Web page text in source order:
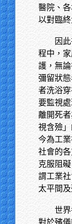
醫院、
以對臨
因
程中，
護，無
彌留狀
者洗浴
要監視
離開死
視含殮
今為工
社會的
克服阻
謂工業
太平間
世
對於殯